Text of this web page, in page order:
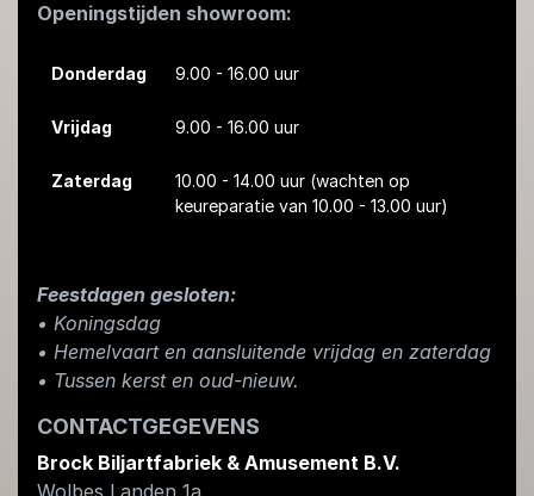
Openingstijden showroom:
Donderdag 9.00 - 16.00 uur
Vrijdag 9.00 - 16.00 uur
Zaterdag 10.00 - 14.00 uur (wachten op
keureparatie van 10.00 - 13.00 uur)
Feestdagen gesloten:
• Koningsdag
​• Hemelvaart en aansluitende vrijdag en zaterdag
• Tussen kerst en oud-nieuw.
CONTACTGEGEVENS
Brock Biljartfabriek & Amusement B.V.